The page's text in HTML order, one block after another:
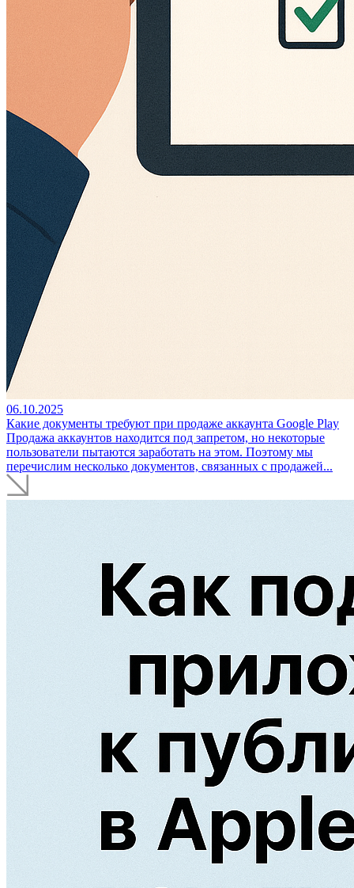
06.10.2025
Какие документы требуют при продаже аккаунта Google Play
Продажа аккаунтов находится под запретом, но некоторые
пользователи пытаются заработать на этом. Поэтому мы
перечислим несколько документов, связанных с продажей...